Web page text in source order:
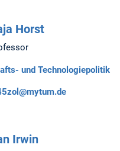
Horst
und Technologiepolitik
Irwin